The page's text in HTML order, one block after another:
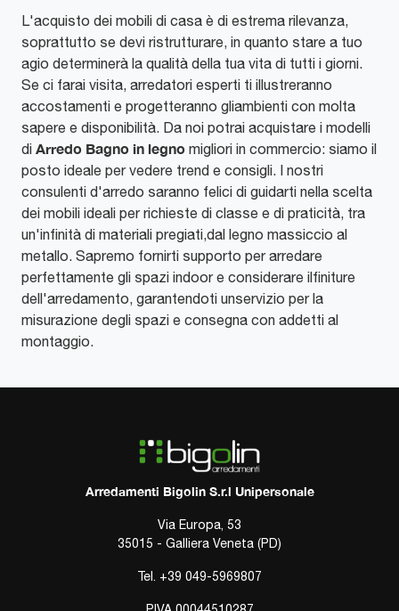
L'acquisto dei mobili di casa è di estrema rilevanza,
soprattutto se devi ristrutturare, in quanto stare a tuo
agio determinerà la qualità della tua vita di tutti i giorni.
Se ci farai visita, arredatori esperti ti illustreranno
accostamenti e progetteranno gliambienti con molta
sapere e disponibilità. Da noi potrai acquistare i modelli
di Arredo Bagno in legno migliori in commercio: siamo il
posto ideale per vedere trend e consigli. I nostri
consulenti d'arredo saranno felici di guidarti nella scelta
dei mobili ideali per richieste di classe e di praticità, tra
un'infinità di materiali pregiati,dal legno massiccio al
metallo. Sapremo fornirti supporto per arredare
perfettamente gli spazi indoor e considerare ilfiniture
dell'arredamento, garantendoti unservizio per la
misurazione degli spazi e consegna con addetti al
montaggio.
Arredamenti Bigolin S.r.l Unipersonale
Via Europa, 53
35015 - Galliera Veneta (PD)
Tel. +39 049-5969807